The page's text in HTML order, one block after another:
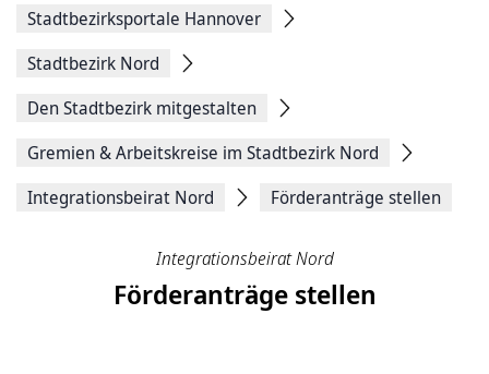
Seite
Stadtbezirksportale Hannover
Stadtbezirk Nord
Den Stadtbezirk mitgestalten
Gremien & Arbeitskreise im Stadtbezirk Nord
Integrationsbeirat Nord
Förderanträge stellen
Integrationsbeirat Nord
Förderanträge stellen